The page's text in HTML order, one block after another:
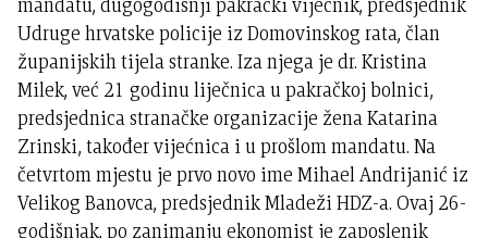
Udruge hrvatske policije iz Domovinskog rata, član
županijskih tijela stranke. Iza njega je dr. Kristina
Milek, već 21 godinu liječnica u pakračkoj bolnici,
predsjednica stranačke organizacije žena Katarina
Zrinski, također vijećnica i u prošlom mandatu. Na
četvrtom mjestu je prvo novo ime Mihael Andrijanić iz
Velikog Banovca, predsjednik Mladeži HDZ-a. Ovaj 26-
godišnjak, po zanimanju ekonomist je zaposlenik